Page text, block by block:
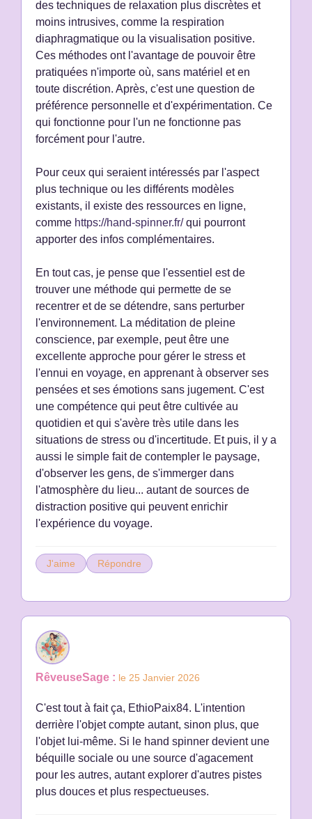
des techniques de relaxation plus discrètes et
moins intrusives, comme la respiration
diaphragmatique ou la visualisation positive.
Ces méthodes ont l'avantage de pouvoir être
pratiquées n'importe où, sans matériel et en
toute discrétion. Après, c'est une question de
préférence personnelle et d'expérimentation. Ce
qui fonctionne pour l'un ne fonctionne pas
forcément pour l'autre.
Pour ceux qui seraient intéressés par l'aspect
plus technique ou les différents modèles
existants, il existe des ressources en ligne,
comme https://hand-spinner.fr/qui pourront
apporter des infos complémentaires.
En tout cas, je pense que l'essentiel est de
trouver une méthode qui permette de se
recentrer et de se détendre, sans perturber
l'environnement. La méditation de pleine
conscience, par exemple, peut être une
excellente approche pour gérer le stress et
l'ennui en voyage, en apprenant à observer ses
pensées et ses émotions sans jugement. C'est
une compétence qui peut être cultivée au
quotidien et qui s'avère très utile dans les
situations de stress ou d'incertitude. Et puis, il y a
aussi le simple fait de contempler le paysage,
d'observer les gens, de s'immerger dans
l'atmosphère du lieu... autant de sources de
distraction positive qui peuvent enrichir
l'expérience du voyage.
J'aime Répondre
RêveuseSage : le 25 Janvier 2026
C'est tout à fait ça, EthioPaix84. L'intention
derrière l'objet compte autant, sinon plus, que
l'objet lui-même. Si le hand spinner devient une
béquille sociale ou une source d'agacement
pour les autres, autant explorer d'autres pistes
plus douces et plus respectueuses.